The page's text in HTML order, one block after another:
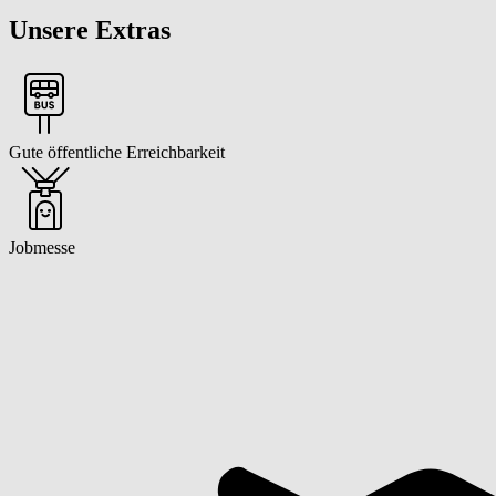
Wir übernehmen gesellschaftliche Verantwortung und fördern
Unsere Extras
Gute öffentliche Erreichbarkeit
Jobmesse